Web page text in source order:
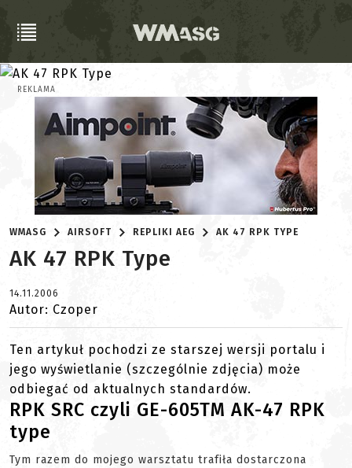
REKLAMA
WMASG AIRSOFT REPLIKI AEG AK 47 RPK TYPE
AK 47 RPK Type
14.11.2006
Autor: Czoper
Ten artykuł pochodzi ze starszej wersji portalu i
jego wyświetlanie (szczególnie zdjęcia) może
odbiegać od aktualnych standardów.
RPK SRC czyli GE-605TM AK-47 RPK
type
Tym razem do mojego warsztatu trafiła dostarczona